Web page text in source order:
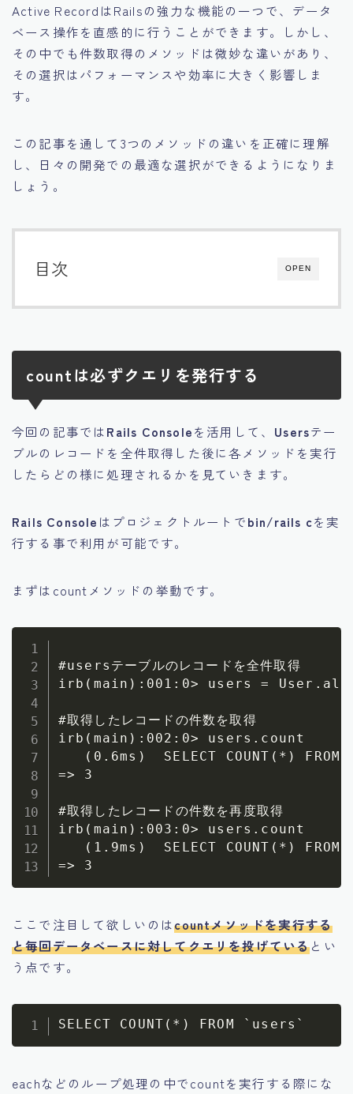
Active RecordはRailsの強力な機能の一つで、データ
ベース操作を直感的に行うことができます。しかし、
その中でも件数取得のメソッドは微妙な違いがあり、
その選択はパフォーマンスや効率に大きく影響しま
す。
この記事を通して3つのメソッドの違いを正確に理解
し、日々の開発での最適な選択ができるようになりま
しょう。
OPEN
目次
countは必ずクエリを発行する
今回の記事ではRails Consoleを活用して、 Usersテー
ブルのレコードを全件取得した後に各メソッドを実行
したらどの様に処理されるかを見ていきます。
Rails Console はプロジェクトルートでbin/rails cを実
行する事で利用が可能です。
まずはcountメソッドの挙動です。
#usersテーブルのレコードを全件取得
irb(main):001:0> users =
#取得したレコードの件数を取得
irb(main):002:0> users.count
(0.6ms)  SELECT COUNT(*) FROM
=> 3
#取得したレコードの件数を再度取得
irb(main):003:0> users.count
(1.9ms)  SELECT COUNT(*) FROM
ここで注目して欲しいのはcountメソッドを実行する
と毎回データベースに対してクエリを投げているとい
う点です。
eachなどのループ処理の中でcountを実行する際にな